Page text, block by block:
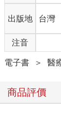
出版地 台灣
注音
電子書 ＞ 醫
商品評價